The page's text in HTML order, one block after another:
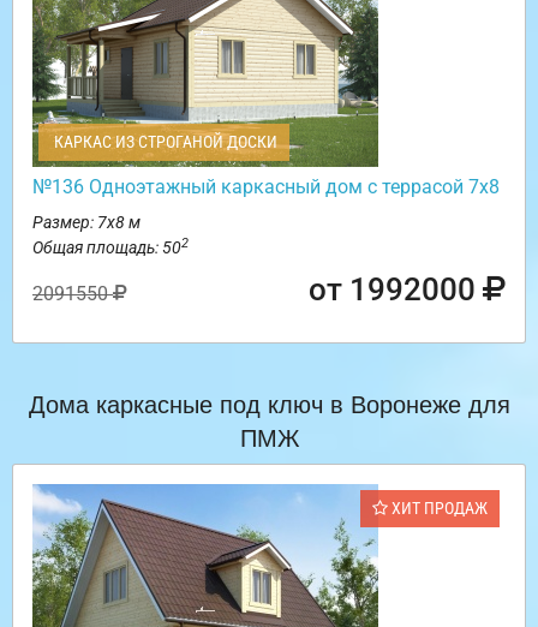
КАРКАС ИЗ СТРОГАНОЙ ДОСКИ
№136 Одноэтажный каркасный дом с террасой 7х8
Размер: 7х8 м
Общая площадь: 502
2091550 от 1992000
Дома каркасные под ключ в Воронеже для
ПМЖ
ХИТ ПРОДАЖ